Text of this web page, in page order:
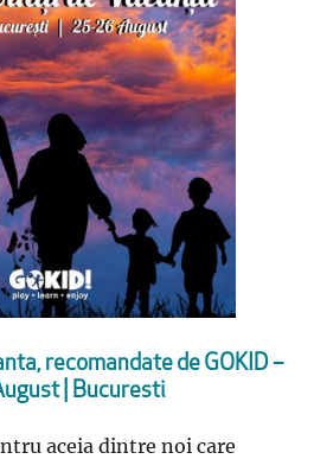
recomandate de GOKID –
| Bucuresti
aceia dintre noi care